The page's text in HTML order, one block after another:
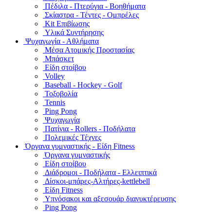
Πέδιλα - Πτερύγια - Βοηθήματα
Σκίαστρα - Τέντες - Ομπρέλες
Kit Επιβίωσης
Υλικά Συντήρησης
Ψυχαγωγία - Αθλήματα
Μέσα Ατομικής Προστασίας
Μπάσκετ
Είδη στοίβου
Volley
Baseball - Hockey - Golf
Τοξοβολία
Tennis
Ping Pong
Ψυχαγωγία
Πατίνια - Rollers - Ποδήλατα
Πολεμικές Τέχνες
Όργανα γυμναστικής - Είδη Fitness
Όργανα γυμναστικής
Είδη στοίβου
Διάδρομοι - Ποδήλατα - Ελλειπτικά
Δίσκοι-μπάρες-Αλτήρες-kettlebell
Είδη Fitness
Υπνόσακοι και αξεσουάρ διανυκτέρευσης
Ping Pong